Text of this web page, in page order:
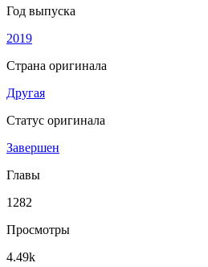
Год выпуска
2019
Страна оригинала
Другая
Статус оригинала
Завершен
Главы
1282
Просмотры
4.49k